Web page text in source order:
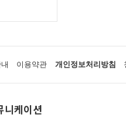
이용약관 개인정보처리방침
니케이션